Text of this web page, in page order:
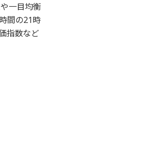
一目均衡
間の21時
指数など